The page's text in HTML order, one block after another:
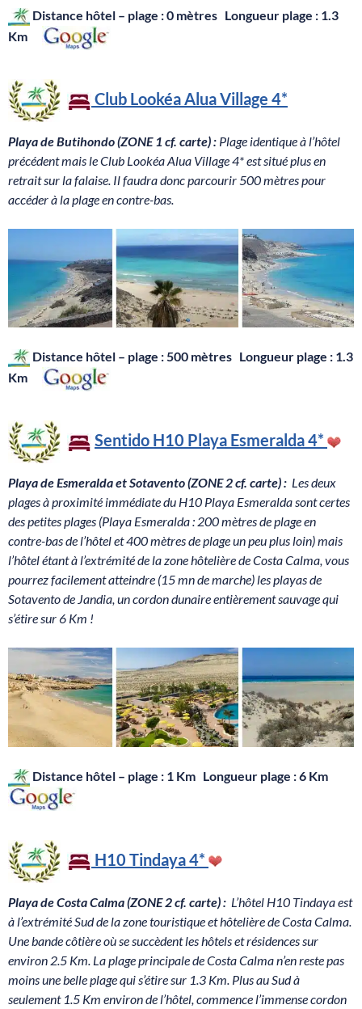
Distance hôtel – plage : 0 mètres Longueur plage : 1.3
Km
Club Lookéa Alua Village 4*
Playa de Butihondo (ZONE 1 cf. carte) : Plage identique à l’hôtel
précédent mais le Club Lookéa Alua Village 4* est situé plus en
retrait sur la falaise. Il faudra donc parcourir 500 mètres pour
accéder à la plage en contre-bas.
Distance hôtel – plage : 500 mètres Longueur plage : 1.3
Km
Sentido H10 Playa Esmeralda4*
Playa de Esmeralda et Sotavento (ZONE 2 cf. carte) : Les deux
plages à proximité immédiate du H10 Playa Esmeralda sont certes
des petites plages (Playa Esmeralda : 200 mètres de plage en
contre-bas de l’hôtel et 400 mètres de plage un peu plus loin) mais
l’hôtel étant à l’extrémité de la zone hôtelière de Costa Calma, vous
pourrez facilement atteindre (15 mn de marche) les playas de
Sotavento de Jandia, un cordon dunaire entièrement sauvage qui
s’étire sur 6 Km !
Distance hôtel – plage : 1 Km Longueur plage : 6 Km
H10 Tindaya4*
Playa de Costa Calma (ZONE 2 cf. carte) : L’hôtel H10 Tindaya est
à l’extrémité Sud de la zone touristique et hôtelière de Costa Calma.
Une bande côtière où se succèdent les hôtels et résidences sur
environ 2.5 Km. La plage principale de Costa Calma n’en reste pas
moins une belle plage qui s’étire sur 1.3 Km. Plus au Sud à
seulement 1.5 Km environ de l’hôtel, commence l’immense cordon